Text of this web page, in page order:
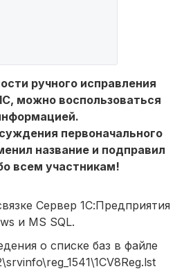
ручного исправления
можно воспользоваться
первоначального
название и подправил
всем участникам!
Cервер 1С:Предприятия
и MS SQL.
о списке баз в файле